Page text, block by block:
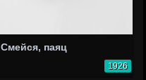
Смейся, паяц
1926